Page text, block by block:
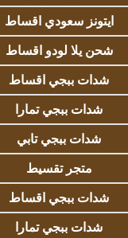
ايتونز سعودي اقساط
شحن يلا لودو اقساط
شدات ببجي اقساط
شدات ببجي تمارا
شدات ببجي تابي
متجر تقسيط
شدات ببجي اقساط
شدات ببجي تمارا